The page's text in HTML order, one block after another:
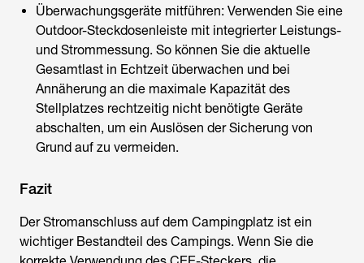
Überwachungsgeräte mitführen: Verwenden Sie eine
Outdoor-Steckdosenleiste mit integrierter Leistungs-
und Strommessung. So können Sie die aktuelle
Gesamtlast in Echtzeit überwachen und bei
Annäherung an die maximale Kapazität des
Stellplatzes rechtzeitig nicht benötigte Geräte
abschalten, um ein Auslösen der Sicherung von
Grund auf zu vermeiden.
Fazit
DerStromanschluss auf dem Campingplatz ist ein
wichtiger Bestandteil des Campings. Wenn Sie die